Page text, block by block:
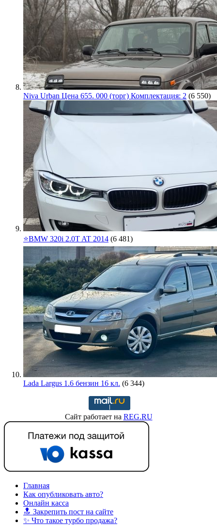
Niva Urban Цена 655. 000 (торг) Комплектация: 2 (6 550)
⭐️BMW 320i 2.0T AT 2014 (6 481)
Lada Largus 1.6 бензин 16 кл. (6 344)
Сайт работает на REG.RU
Главная
Как опубликовать авто?
Онлайн касса
🔝 Закрепить пост на сайте
✨ Что такое турбо продажа?